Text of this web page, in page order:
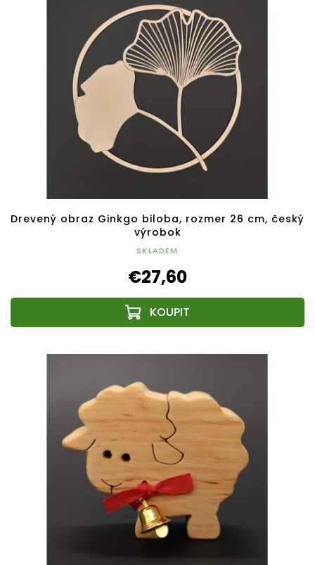
Drevený obraz Ginkgo biloba, rozmer 26 cm, český
výrobok
SKLADEM
€27,60